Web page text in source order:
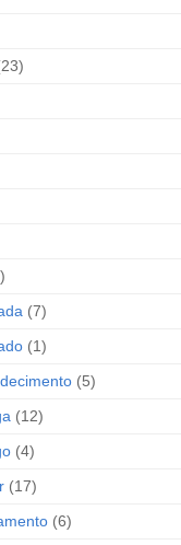
(7)
(1)
(5)
(12)
(4)
(17)
(6)